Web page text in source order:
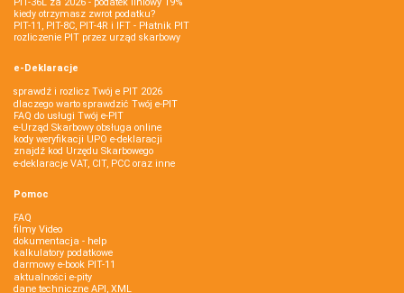
kiedy otrzymasz zwrot podatku?
PIT-11, PIT-8C, PIT-4R i IFT - Płatnik PIT
rozliczenie PIT przez urząd skarbowy
e-Deklaracje
sprawdź i rozlicz Twój e PIT 2026
dlaczego warto sprawdzić Twój e-PIT
FAQ do usługi Twój e-PIT
e-Urząd Skarbowy obsługa online
kody weryfikacji UPO e-deklaracji
znajdź kod Urzędu Skarbowego
e-deklaracje VAT, CIT, PCC oraz inne
Pomoc
FAQ
filmy Video
dokumentacja - help
kalkulatory podatkowe
darmowy e-book PIT-11
aktualności e-pity
dane techniczne API, XML